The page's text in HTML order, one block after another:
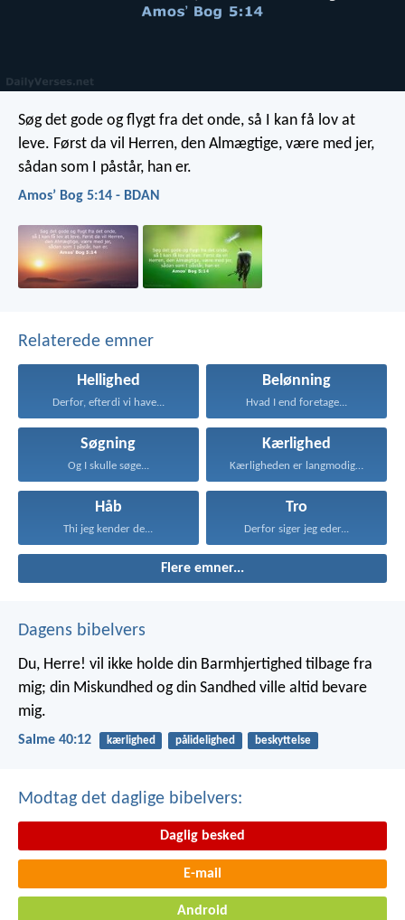
Søg det gode og flygt fra det onde, så I kan få lov at
leve. Først da vil Herren, den Almægtige, være med jer,
sådan som I påstår, han er.
Amosʼ Bog 5:14 - BDAN
Relaterede emner
Hellighed
Derfor, efterdi vi have...
Belønning
Hvad I end foretage...
Søgning
Og I skulle søge...
Kærlighed
Kærligheden er langmodig, er...
Håb
Thi jeg kender de...
Tro
Derfor siger jeg eder...
Flere emner...
Dagens bibelvers
Du, Herre! vil ikke holde din Barmhjertighed tilbage fra
mig; din Miskundhed og din Sandhed ville altid bevare
mig.
Salme 40:12 kærlighed pålidelighed beskyttelse
Modtag det daglige bibelvers:
Daglig besked
E-mail
Android